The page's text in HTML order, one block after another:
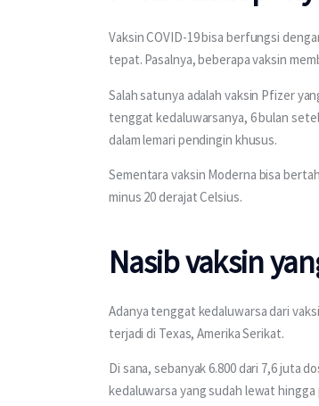
Vaksin COVID-19 bisa berfungsi
tepat. Pasalnya, beberapa vaksin
Salah satunya adalah vaksin Pfizer
tenggat kedaluwarsanya, 6 bulan
dalam lemari pendingin khusus.
Sementara vaksin Moderna bisa
minus 20 derajat Celsius.
Nasib vaksin
Adanya tenggat kedaluwarsa dari
terjadi di Texas, Amerika Serikat.
Di sana, sebanyak 6.800 dari 7,6 juta
kedaluwarsa yang sudah lewat